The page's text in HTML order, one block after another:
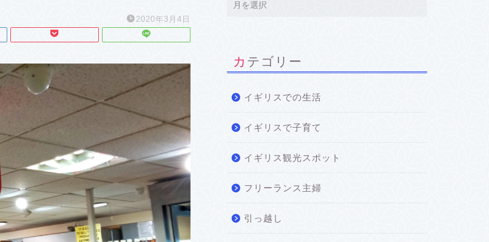
2020年3月4日
カテゴリー
イギリスでの生活
イギリスで子育て
イギリス観光スポット
フリーランス主婦
引っ越し